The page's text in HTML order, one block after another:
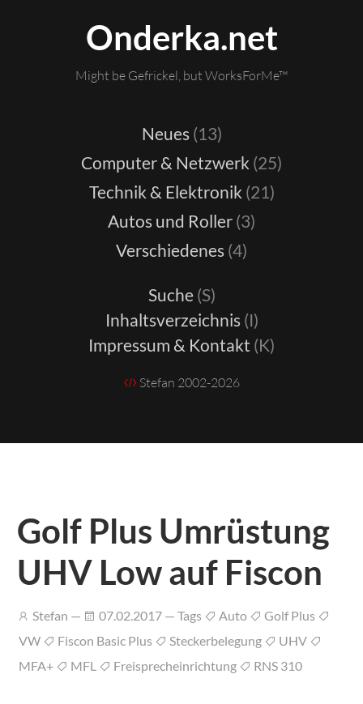
Onderka.net
Might be Gefrickel, but WorksForMe™
Neues (13)
Computer & Netzwerk (25)
Technik & Elektronik (21)
Autos und Roller (3)
Verschiedenes (4)
Suche (S)
Inhaltsverzeichnis (I)
Impressum & Kontakt (K)
Stefan 2002-2026
Golf Plus Umrüstung
UHV Low auf Fiscon
Stefan — 07.02.2017 — Tags Auto
Golf Plus
VW
Fiscon Basic Plus Steckerbelegung
UHV
MFA+
MFL Freisprecheinrichtung RNS 310